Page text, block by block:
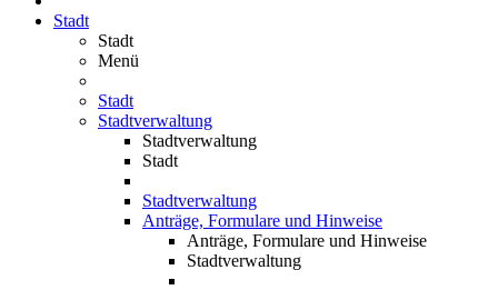
Stadt
Stadt
Menü
Stadt
Stadtverwaltung
Stadtverwaltung
Stadt
Stadtverwaltung
Anträge, Formulare und Hinweise
Anträge, Formulare und Hinweise
Stadtverwaltung